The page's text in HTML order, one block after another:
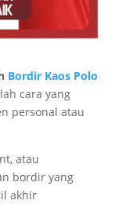
Bordir Kaos Polo
cara yang
personal atau
atau
bordir yang
akhir